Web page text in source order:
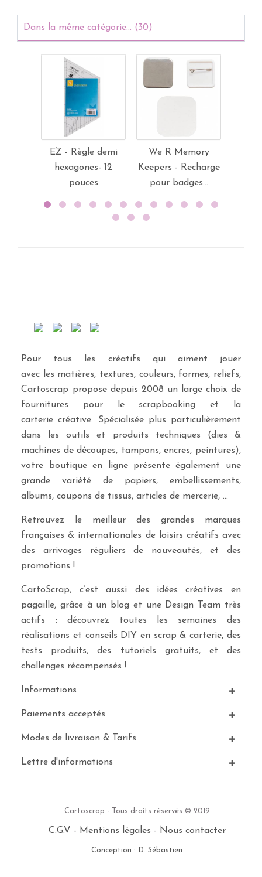
Dans la même catégorie... (30)
EZ - Règle demi
hexagones- 12
pouces
We R Memory
Keepers - Recharge
pour badges...
Pour tous les créatifs qui aiment jouer
avec les matières, textures, couleurs, formes, reliefs,
Cartoscrap propose depuis 2008 un large choix de
fournitures pour le scrapbooking et la
carterie créative. Spécialisée plus particulièrement
dans les outils et produits techniques (dies &
machines de découpes, tampons, encres, peintures),
votre boutique en ligne présente également une
grande variété de papiers, embellissements,
albums, coupons de tissus, articles de mercerie, …
Retrouvez le meilleur des grandes marques
françaises & internationales de loisirs créatifs avec
des arrivages réguliers de nouveautés, et des
promotions !
CartoScrap, c’est aussi des idées créatives en
pagaille, grâce à un blog et une Design Team très
actifs : découvrez toutes les semaines des
réalisations et conseils DIY en scrap & carterie, des
tests produits, des tutoriels gratuits, et des
challenges récompensés !
Informations
Paiements acceptés
Modes de livraison & Tarifs
Lettre d'informations
Cartoscrap - Tous droits réservés © 2019
C.G.V - Mentions légales - Nous contacter
Conception : D. Sébastien